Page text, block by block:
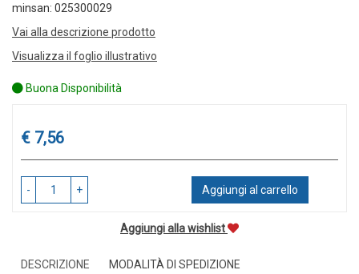
minsan: 025300029
Vai alla descrizione prodotto
Visualizza il foglio illustrativo
Buona Disponibilità
Prezzo
€ 7,56
- + Aggiungi al carrello
Aggiungi alla wishlist
DESCRIZIONE
MODALITÀ DI SPEDIZIONE